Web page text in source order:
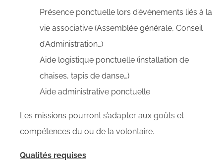
Présence ponctuelle lors d’événements liés à la
vie associative (Assemblée générale, Conseil
d’Administration…)
Aide logistique ponctuelle (installation de
chaises, tapis de danse…)
Aide administrative ponctuelle
Les missions pourront s’adapter aux goûts et
compétences du ou de la volontaire.
Qualités requises